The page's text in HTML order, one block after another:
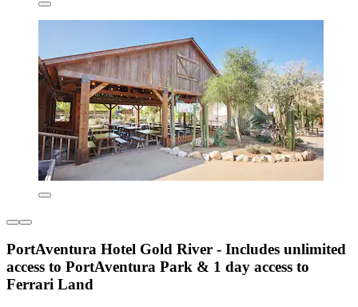
PortAventura Hotel Gold River - Includes unlimited
access to PortAventura Park & 1 day access to
Ferrari Land